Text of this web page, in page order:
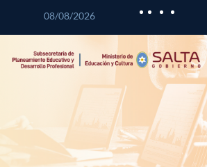
08/08/2026